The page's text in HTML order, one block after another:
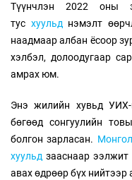
Түүнчлэн 2022 оны
тус хуульд нэмэлт
наадмаар албан ёсоор
хэлбэл, долоодугаар
амрах юм.
Энэ жилийн хувьд
бөгөөд сонгуулийн
болгон зарласан.
хуульд зааснаар ээлжит
авах өдрөөр бүх нийтээр